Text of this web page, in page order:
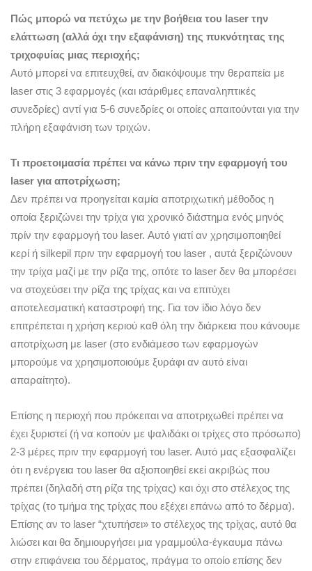
Πώς μπορώ να πετύχω με την βοήθεια του laser την
ελάττωση (αλλά όχι την εξαφάνιση) της πυκνότητας της
τριχοφυίας μιας περιοχής;
Αυτό μπορεί να επιτευχθεί, αν διακόψουμε την θεραπεία με
laser στις 3 εφαρμογές (και ισάριθμες επαναληπτικές
συνεδρίες) αντί για 5-6 συνεδρίες οι οποίες απαιτούνται για την
πλήρη εξαφάνιση των τριχών.
Τι προετοιμασία πρέπει να κάνω πριν την εφαρμογή του
laser για αποτρίχωση;
Δεν πρέπει να προηγείται καμία αποτριχωτική μέθοδος η
οποία ξεριζώνει την τρίχα για χρονικό διάστημα ενός μηνός
πρίν την εφαρμογή του laser. Αυτό γιατί αν χρησιμοποιηθεί
κερί ή silkepil πριν την εφαρμογή του laser , αυτά ξεριζώνουν
την τρίχα μαζί με την ρίζα της, οπότε το laser δεν θα μπορέσει
να στοχεύσει την ρίζα της τρίχας και να επιτύχει
αποτελεσματική καταστροφή της. Για τον ίδιο λόγο δεν
επιτρέπεται η χρήση κεριού καθ όλη την διάρκεια που κάνουμε
αποτρίχωση με laser (στο ενδιάμεσο των εφαρμογών
μπορούμε να χρησιμοποιούμε ξυράφι αν αυτό είναι
απαραίτητο).
Επίσης η περιοχή που πρόκειται να αποτριχωθεί πρέπει να
έχει ξυριστεί (ή να κοπούν με ψαλιδάκι οι τρίχες στο πρόσωπο)
2-3 μέρες πριν την εφαρμογή του laser. Αυτό μας εξασφαλίζει
ότι η ενέργεια του laser θα αξιοποιηθεί εκεί ακριβώς που
πρέπει (δηλαδή στη ρίζα της τρίχας) και όχι στο στέλεχος της
τρίχας (το τμήμα της τρίχας που εξέχει επάνω από το δέρμα).
Επίσης αν το laser “χτυπήσει» το στέλεχος της τρίχας, αυτό θα
λιώσει και θα δημιουργήσει μια γραμμούλα-έγκαυμα πάνω
στην επιφάνεια του δέρματος, πράγμα το οποίο επίσης δεν